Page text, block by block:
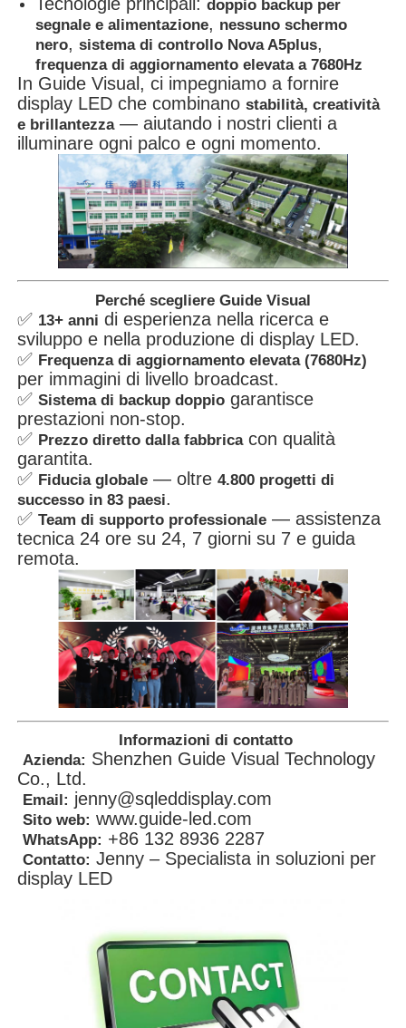
doppio backup per
segnale e alimentazione, nessuno schermo
nero,sistema di controllo Nova A5plus,
frequenza di aggiornamento elevata a 7680Hz
In Guide Visual, ci impegniamo a fornire
display LED che combinanostabilità, creatività
e brillantezza— aiutando i nostri clienti a
illuminare ogni palco e ogni momento.
Perché scegliere Guide Visual
✅ 13+ anni di esperienza nella ricerca e
sviluppo e nella produzione di display LED.
✅ Frequenza di aggiornamento elevata (7680Hz)
per immagini di livello broadcast.
✅Sistema di backup doppio garantisce
prestazioni non-stop.
✅ Prezzo diretto dalla fabbricacon qualità
garantita.
✅ Fiducia globale — oltre4.800 progetti di
successo in 83 paesi.
✅Team di supporto professionale — assistenza
tecnica 24 ore su 24, 7 giorni su 7 e guida
remota.
Informazioni di contatto
Azienda: Shenzhen Guide Visual Technology
Co., Ltd.
Email: jenny@sqleddisplay.com
Sito web: www.guide-led.com
WhatsApp: +86 132 8936 2287
Contatto: Jenny – Specialista in soluzioni per
display LED